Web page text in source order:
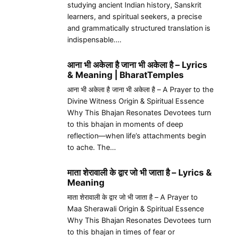
studying ancient Indian history, Sanskrit
learners, and spiritual seekers, a precise
and grammatically structured translation is
indispensable.…
आना भी अकेला है जाना भी अकेला है – Lyrics
& Meaning | BharatTemples
आना भी अकेला है जाना भी अकेला है – A Prayer to the
Divine Witness Origin & Spiritual Essence
Why This Bhajan Resonates Devotees turn
to this bhajan in moments of deep
reflection—when life’s attachments begin
to ache. The…
माता शेरावाली के द्वार जो भी जाता है – Lyrics &
Meaning
माता शेरावाली के द्वार जो भी जाता है – A Prayer to
Maa Sherawali Origin & Spiritual Essence
Why This Bhajan Resonates Devotees turn
to this bhajan in times of fear or